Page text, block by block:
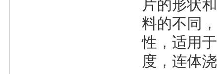
片的形状
料的不同
性，适用
度，连体